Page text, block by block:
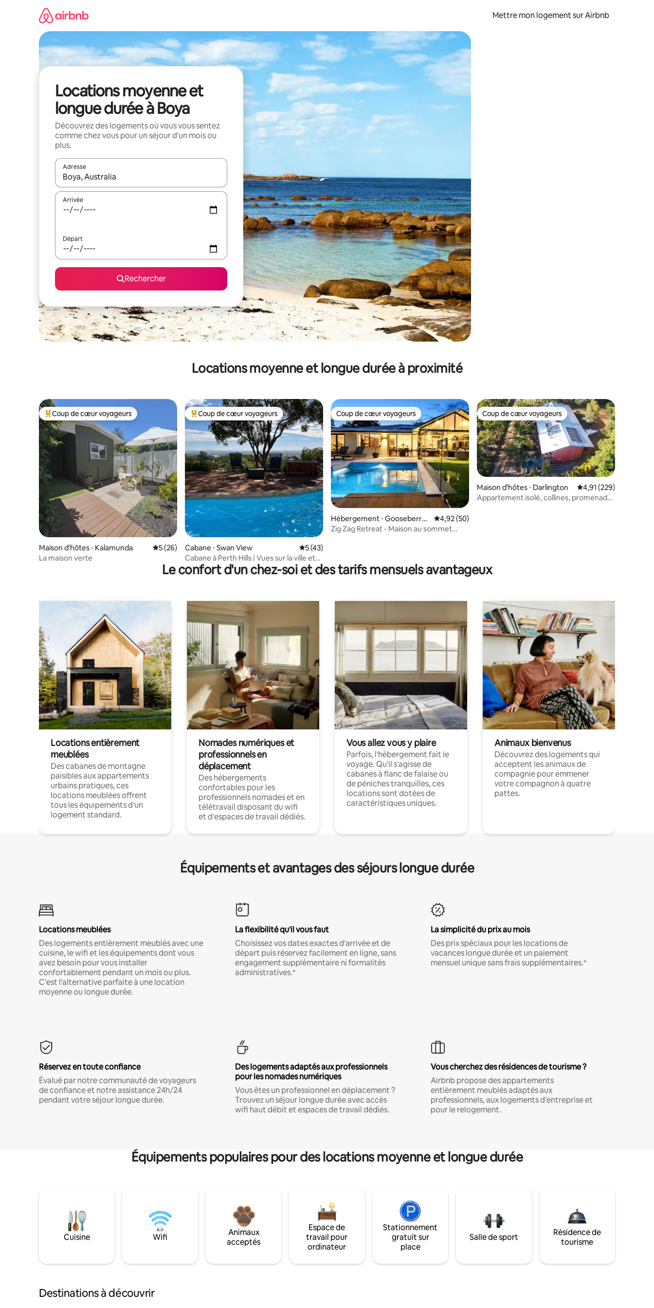
Mettre mon logement sur Airbnb
Locations moyenne et
longue durée à Boya
Découvrez des logements où vous vous sentez
comme chez vous pour un séjour d'un mois ou
plus.
Adresse
Lorsque les résultats s'affichent, utilisez les flèches vers le haut et vers le bas pour les parcourir ou en appuyant et en faisant glisser.
Arrivée
Départ
Rechercher
Locations moyenne et longue durée à proximité
Coups de cœur voyageurs les plus appréciés
Coup de cœur voyageurs
Maison d'hôtes ⋅ Kalamunda Évaluation moyenne sur la base de 26 commentaires : 5 sur 5
5 (26)
La maison verte
Coups de cœur voyageurs les plus appréciés
Coup de cœur voyageurs
Cabane ⋅ Swan View Évaluation moyenne sur la base de 43 commentaires : 5 sur 5
5 (43)
Cabane à Perth Hills | Vues sur la ville et
terrasse avec piscine
Coup de cœur voyageurs
Coup de cœur voyageurs
Hébergement ⋅ Gooseberry
Hill
Évaluation moyenne sur la base de 50 commentaires : 4,92 sur 5
4,92 (50)
Zig Zag Retreat - Maison au sommet
Coup de cœur voyageurs
Coup de cœur voyageurs
Maison d'hôtes ⋅ Darlington Évaluation moyenne
4,91 (229)
Appartement isolé, collines, promenade,
Le confort d'un chez-soi et des tarifs mensuels avantageux
Locations entièrement
meublées
Des cabanes de montagne
paisibles aux appartements
urbains pratiques, ces
locations meublées offrent
tous les équipements d'un
logement standard.
Nomades numériques et
professionnels en
déplacement
Des hébergements
confortables pour les
professionnels nomades et en
télétravail disposant du wifi
et d'espaces de travail dédiés.
Vous allez vous y plaire
Parfois, l'hébergement fait le
voyage. Qu'il s'agisse de
cabanes à flanc de falaise ou
de péniches tranquilles, ces
locations sont dotées de
caractéristiques uniques.
Animaux bienvenus
Découvrez des logements qui
acceptent les animaux de
compagnie pour emmener
votre compagnon à quatre
pattes.
Équipements et avantages des séjours longue durée
Locations meublées
Des logements entièrement meublés avec une
cuisine, le wifi et les équipements dont vous
avez besoin pour vous installer
confortablement pendant un mois ou plus.
C'est l'alternative parfaite à une location
moyenne ou longue durée.
La flexibilité qu'il vous faut
Choisissez vos dates exactes d'arrivée et de
départ puis réservez facilement en ligne, sans
engagement supplémentaire ni formalités
administratives.*
La simplicité du prix au mois
Des prix spéciaux pour les locations de
vacances longue durée et un paiement
mensuel unique sans frais supplémentaires.*
Réservez en toute confiance
Évalué par notre communauté de voyageurs
de confiance et notre assistance 24h/24
pendant votre séjour longue durée.
Des logements adaptés aux professionnels
pour les nomades numériques
Vous êtes un professionnel en déplacement ?
Trouvez un séjour longue durée avec accès
wifi haut débit et espaces de travail dédiés.
Vous cherchez des résidences de tourisme ?
Airbnb propose des appartements
entièrement meublés adaptés aux
professionnels, aux logements d'entreprise et
pour le relogement.
Équipements populaires pour des locations moyenne et longue durée
Cuisine Wifi
Animaux
acceptés
Espace de
travail pour
ordinateur
Stationnement
gratuit sur
place
Salle de sport
Résidence de
tourisme
Destinations à découvrir